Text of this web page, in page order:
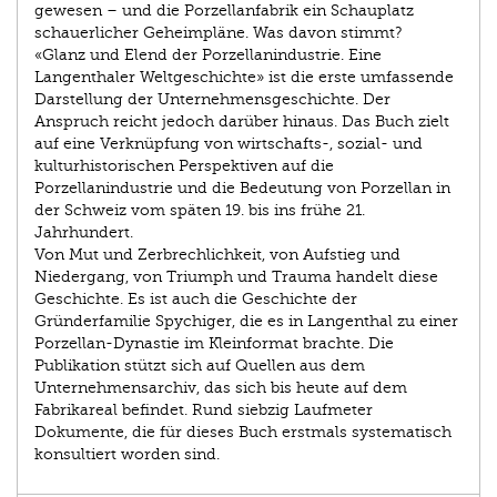
gewesen – und die Porzellanfabrik ein Schauplatz
schauerlicher Geheimpläne. Was davon stimmt?
«Glanz und Elend der Porzellanindustrie. Eine
Langenthaler Weltgeschichte» ist die erste umfassende
Darstellung der Unternehmensgeschichte. Der
Anspruch reicht jedoch darüber hinaus. Das Buch zielt
auf eine Verknüpfung von wirtschafts-, sozial- und
kulturhistorischen Perspektiven auf die
Porzellanindustrie und die Bedeutung von Porzellan in
der Schweiz vom späten 19. bis ins frühe 21.
Jahrhundert.
Von Mut und Zerbrechlichkeit, von Aufstieg und
Niedergang, von Triumph und Trauma handelt diese
Geschichte. Es ist auch die Geschichte der
Gründerfamilie Spychiger, die es in Langenthal zu einer
Porzellan-Dynastie im Kleinformat brachte. Die
Publikation stützt sich auf Quellen aus dem
Unternehmensarchiv, das sich bis heute auf dem
Fabrikareal befindet. Rund siebzig Laufmeter
Dokumente, die für dieses Buch erstmals systematisch
konsultiert worden sind.